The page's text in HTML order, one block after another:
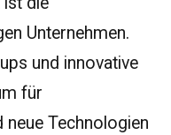
Unternehmen.
und innovative
für
neue Technologien